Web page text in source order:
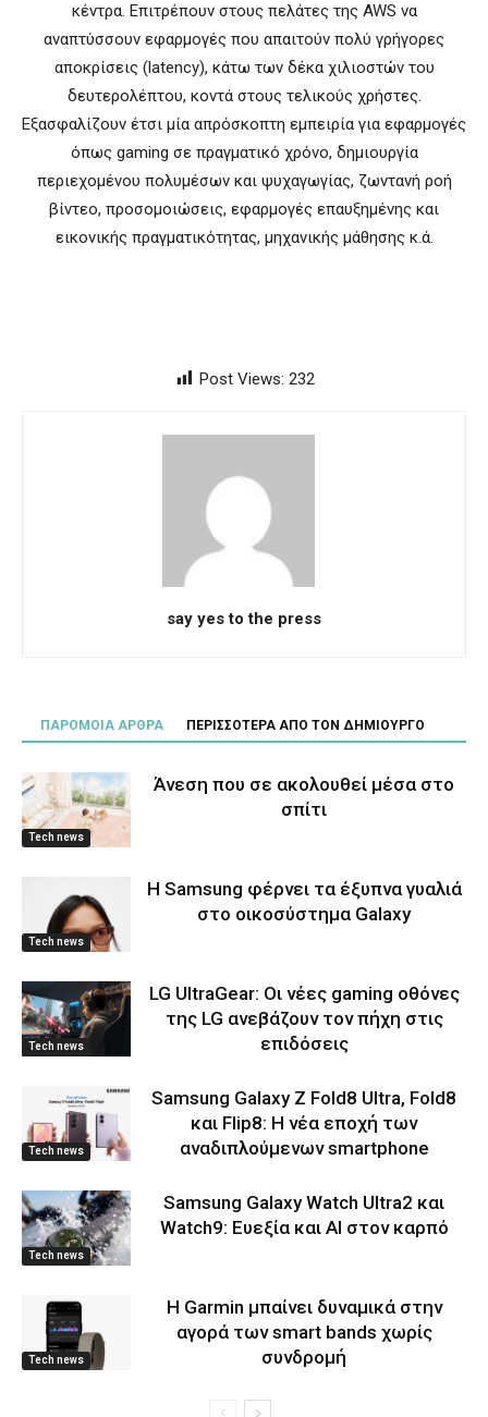
κέντρα. Επιτρέπουν στους πελάτες της AWS να
αναπτύσσουν εφαρμογές που απαιτούν πολύ γρήγορες
αποκρίσεις (latency), κάτω των δέκα χιλιοστών του
δευτερολέπτου, κοντά στους τελικούς χρήστες.
Εξασφαλίζουν έτσι μία απρόσκοπτη εμπειρία για εφαρμογές
όπως gaming σε πραγματικό χρόνο, δημιουργία
περιεχομένου πολυμέσων και ψυχαγωγίας, ζωντανή ροή
βίντεο, προσομοιώσεις, εφαρμογές επαυξημένης και
εικονικής πραγματικότητας, μηχανικής μάθησης κ.ά.
Post Views: 232
say yes to the press
ΠΑΡΟΜΟΙΑ ΑΡΘΡΑ ΠΕΡΙΣΣΟΤΕΡΑ ΑΠΟ ΤΟΝ ΔΗΜΙΟΥΡΓΟ
Tech news
Άνεση που σε ακολουθεί μέσα στο
σπίτι
Tech news
Η Samsung φέρνει τα έξυπνα γυαλιά
στο οικοσύστημα Galaxy
Tech news
LG UltraGear: Οι νέες gaming οθόνες
της LG ανεβάζουν τον πήχη στις
επιδόσεις
Tech news
Samsung Galaxy Z Fold8 Ultra, Fold8
και Flip8: Η νέα εποχή των
αναδιπλούμενων smartphone
Tech news
Samsung Galaxy Watch Ultra2 και
Watch9: Ευεξία και AI στον καρπό
Tech news
Η Garmin μπαίνει δυναμικά στην
αγορά των smart bands χωρίς
συνδρομή